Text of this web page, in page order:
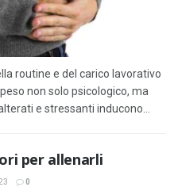
routine e del carico lavorativo
non solo psicologico, ma
e stressanti inducono...
per allenarli
0